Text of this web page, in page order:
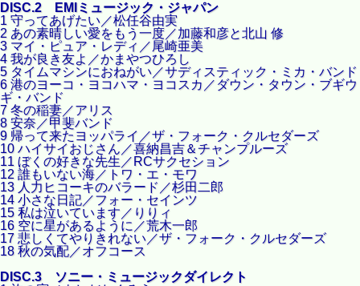
DISC.2 EMIミュージック・ジャパン
1 守ってあげたい／松任谷由実
2 あの素晴しい愛をもう一度／加藤和彦と北山 修
3 マイ・ピュア・レディ／尾崎亜美
4 我が良き友よ／かまやつひろし
5 タイムマシンにおねがい／サディスティック・ミカ・バンド
6 港のヨーコ・ヨコハマ・ヨコスカ／ダウン・タウン・ブギウ
ギ・バンド
7 冬の稲妻／アリス
8 安奈／甲斐バンド
9 帰って来たヨッパライ／ザ・フォーク・クルセダーズ
10 ハイサイおじさん／喜納昌吉＆チャンプルーズ
11 ぼくの好きな先生／RCサクセション
12 誰もいない海／トワ・エ・モワ
13 人力ヒコーキのバラード／杉田二郎
14 小さな日記／フォー・セインツ
15 私は泣いています／りりィ
16 空に星があるように／荒木一郎
17 悲しくてやりきれない／ザ・フォーク・クルセダーズ
18 秋の気配／オフコース
DISC.3 ソニー・ミュージックダイレクト